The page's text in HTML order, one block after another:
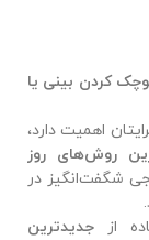
کردن بینی یا
اهمیت دارد،
روش‌های روز
شگفت‌انگیز در
از جدیدترین